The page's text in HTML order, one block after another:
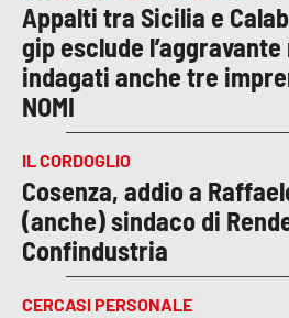
Appalti tra Sicilia e
gip esclude
indagati anche tre
NOMI
IL CORDOGLIO
Cosenza, addio a
(anche) sindaco di
Confindustria
CERCASI PERSONALE